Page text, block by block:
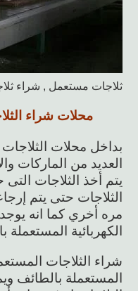
ثلاجات مستعمل , شراء
محلات شراء
بداخل محلات
العديد من الماركات
يتم أخذ الثلاجات
الثلاجات حتى يتم
مره أخري كما انه
الكهربائية المستعملة
شراء الثلاجات
المستعملة بالطائف